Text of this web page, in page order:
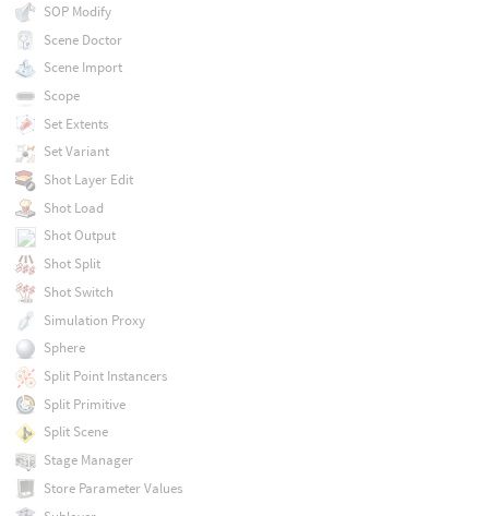
SOP Modify
Scene Doctor
Scene Import
Scope
Set Extents
Set Variant
Shot Layer Edit
Shot Load
Shot Output
Shot Split
Shot Switch
Simulation Proxy
Sphere
Split Point Instancers
Split Primitive
Split Scene
Stage Manager
Store Parameter Values